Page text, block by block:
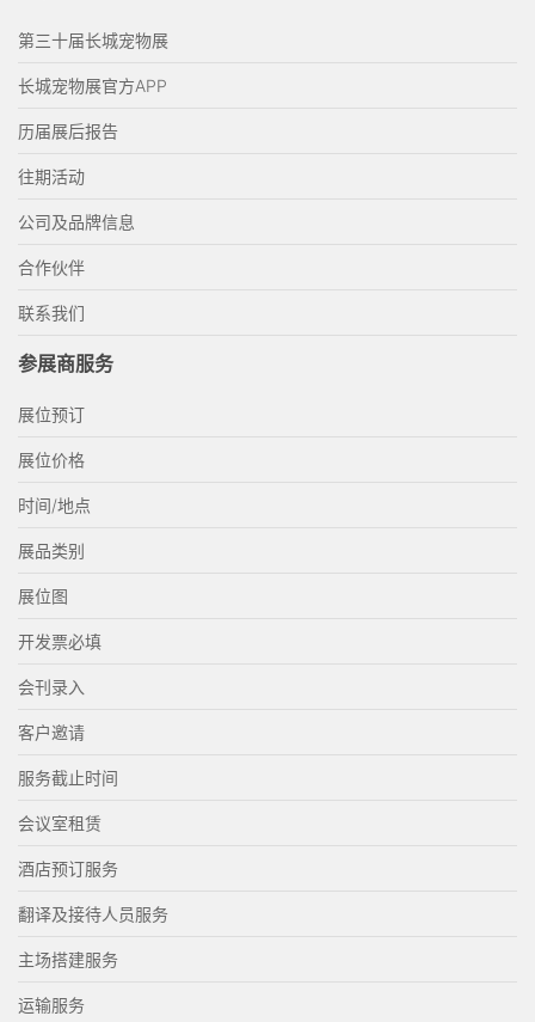
第三十届长城宠物展
长城宠物展官方APP
历届展后报告
往期活动
公司及品牌信息
合作伙伴
联系我们
参展商服务
展位预订
展位价格
时间/地点
展品类别
展位图
开发票必填
会刊录入
客户邀请
服务截止时间
会议室租赁
酒店预订服务
翻译及接待人员服务
主场搭建服务
运输服务